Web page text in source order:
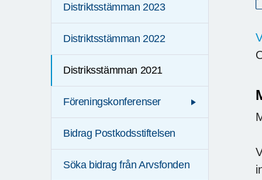
Distriktsstämman 2023
Distriktsstämman 2022
Distriksstämman 2021
Föreningskonferenser
Bidrag Postkodsstiftelsen
Söka bidrag från Arvsfonden